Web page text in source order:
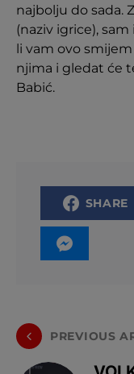
najbolju do sada.
(naziv igrice),
li vam ovo
njima i gledat će
Babić.
SHARE
PREVIOUS